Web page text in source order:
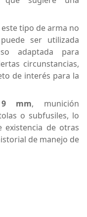
este tipo de arma no
ser utilizada
adaptada para
circunstancias,
de interés para la
9 mm, munición
o subfusiles, lo
existencia de otras
de manejo de